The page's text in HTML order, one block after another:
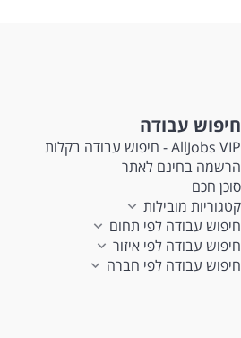
חיפוש עבודה
AllJobs VIP - חיפוש עבודה בקלות
הרשמה בחינם לאתר
סוכן חכם
קטגוריות מובילות
חיפוש עבודה לפי תחום
חיפוש עבודה לפי איזור
חיפוש עבודה לפי חברה